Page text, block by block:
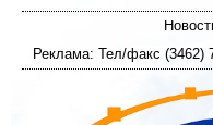
Реклама: Тел/факс (3462)